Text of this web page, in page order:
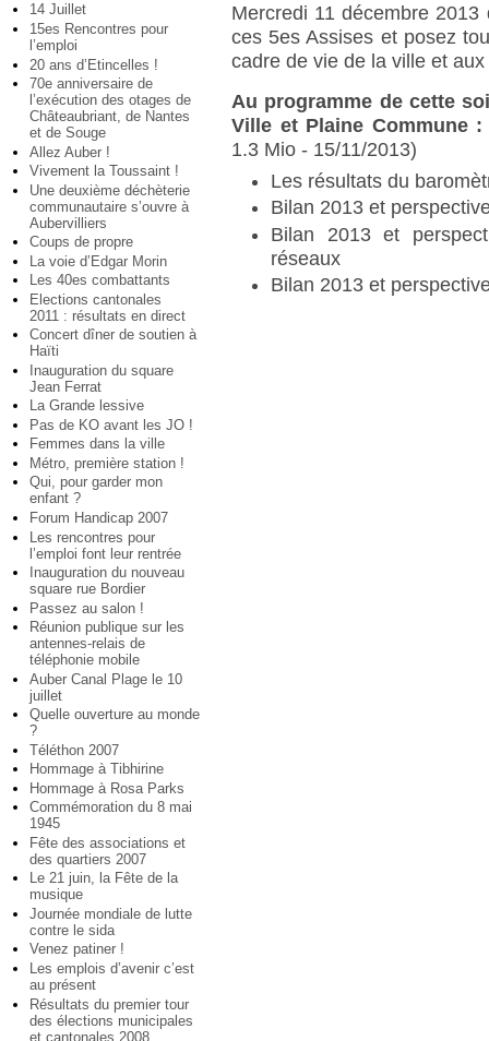
14 Juillet
15es Rencontres pour
l’emploi
20 ans d’Etincelles !
70e anniversaire de
l’exécution des otages de
Châteaubriant, de Nantes
et de Souge
Allez Auber !
Vivement la Toussaint !
Une deuxième déchèterie
communautaire s’ouvre à
Aubervilliers
Coups de propre
La voie d’Edgar Morin
Les 40es combattants
Elections cantonales
2011 : résultats en direct
Concert dîner de soutien à
Haïti
Inauguration du square
Jean Ferrat
La Grande lessive
Pas de KO avant les JO !
Femmes dans la ville
Métro, première station !
Qui, pour garder mon
enfant ?
Forum Handicap 2007
Les rencontres pour
l’emploi font leur rentrée
Inauguration du nouveau
square rue Bordier
Passez au salon !
Réunion publique sur les
antennes-relais de
téléphonie mobile
Auber Canal Plage le 10
juillet
Quelle ouverture au monde
?
Téléthon 2007
Hommage à Tibhirine
Hommage à Rosa Parks
Commémoration du 8 mai
1945
Fête des associations et
des quartiers 2007
Le 21 juin, la Fête de la
musique
Journée mondiale de lutte
contre le sida
Venez patiner !
Les emplois d’avenir c’est
au présent
Résultats du premier tour
des élections municipales
et cantonales 2008
Mercredi 11 décembre
ces 5es Assises et posez
cadre de vie de la ville et
Au programme de cette
Ville et Plaine Commune :
1.3 Mio - 15/11/2013)
Les résultats du
Bilan 2013 et
Bilan 2013 et
réseaux
Bilan 2013 et